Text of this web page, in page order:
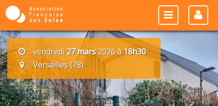
vendredi27 mars2026 à18h30
Versailles (78)